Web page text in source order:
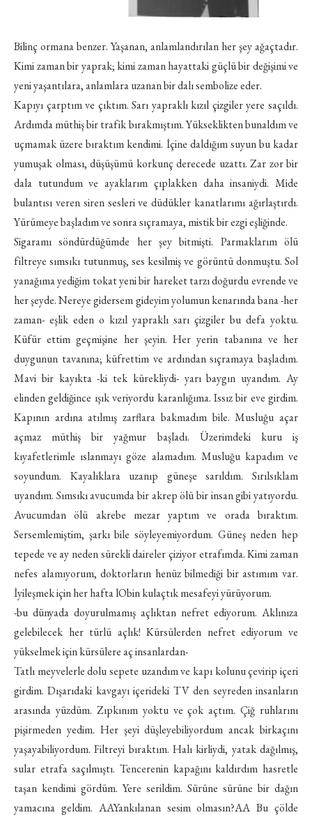
Bilinç ormana benzer. Yaşanan, anlamlandırılan her şey ağaçtadır.
Kimi zaman bir yaprak; kimi zaman hayattaki güçlü bir değişimi ve
yeni yaşantılara, anlamlara uzanan bir dalı sembolize eder.
Kapıyı çarptım ve çıktım. Sarı yapraklı kızıl çizgiler yere saçıldı.
Ardımda müthiş bir trafik bırakmıştım. Yükseklikten bunaldım ve
uçmamak üzere bıraktım kendimi. İçine daldığım suyun bu kadar
yumuşak olması, düşüşümü korkunç derecede uzattı. Zar zor bir
dala tutundum ve ayaklarım çıplakken daha insaniydi. Mide
bulantısı veren siren sesleri ve düdükler kanatlarımı ağırlaştırdı.
Yürümeye başladım ve sonra sıçramaya, mistik bir ezgi eşliğinde.
Sigaramı söndürdüğümde her şey bitmişti. Parmaklarım ölü
filtreye sımsıkı tutunmuş, ses kesilmiş ve görüntü donmuştu. Sol
yanağıma yediğim tokat yeni bir hareket tarzı doğurdu evrende ve
her şeyde. Nereye gidersem gideyim yolumun kenarında bana -her
zaman- eşlik eden o kızıl yapraklı sarı çizgiler bu defa yoktu.
Küfür ettim geçmişine her şeyin. Her yerin tabanına ve her
duygunun tavanına; küfrettim ve ardından sıçramaya başladım.
Mavi bir kayıkta -ki tek kürekliydi- yarı baygın uyandım. Ay
elinden geldiğince ışık veriyordu karanlığıma. Issız bir eve girdim.
Kapının ardına atılmış zarflara bakmadım bile. Musluğu açar
açmaz müthiş bir yağmur başladı. Üzerimdeki kuru iş
kıyafetlerimle ıslanmayı göze alamadım. Musluğu kapadım ve
soyundum. Kayalıklara uzanıp güneşe sarıldım. Sırılsıklam
uyandım. Sımsıkı avucumda bir akrep ölü bir insan gibi yatıyordu.
Avucumdan ölü akrebe mezar yaptım ve orada bıraktım.
Sersemlemiştim, şarkı bile söyleyemiyordum. Güneş neden hep
tepede ve ay neden sürekli daireler çiziyor etrafımda. Kimi zaman
nefes alamıyorum, doktorların henüz bilmediği bir astımım var.
İyileşmek için her hafta lObin kulaçtık mesafeyi yürüyorum.
-bu dünyada doyurulmamış açlıktan nefret ediyorum. Aklınıza
gelebilecek her türlü açlık! Kürsülerden nefret ediyorum ve
yükselmek için kürsülere aç insanlardan-
Tatlı meyvelerle dolu sepete uzandım ve kapı kolunu çevirip içeri
girdim. Dışarıdaki kavgayı içerideki TV den seyreden insanların
arasında yüzdüm. Zıpkınım yoktu ve çok açtım. Çiğ ruhlarını
pişirmeden yedim. Her şeyi düşleyebiliyordum ancak birkaçını
yaşayabiliyordum. Filtreyi bıraktım. Halı kirliydi, yatak dağılmış,
sular etrafa saçılmıştı. Tencerenin kapağını kaldırdım hasretle
taşan kendimi gördüm. Yere serildim. Sürüne sürüne bir dağın
yamacına geldim. AAYankılanan sesim olmasın?AA Bu çölde